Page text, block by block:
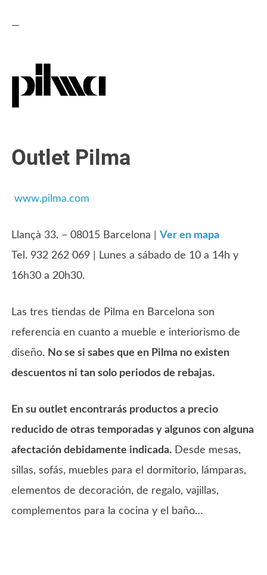
—
Outlet Pilma
www.pilma.com
Llançà 33. – 08015 Barcelona | Ver en mapa
Tel. 932 262 069 | Lunes a sábado de 10 a 14h y
16h30 a 20h30.
Las tres tiendas de Pilma en Barcelona son
referencia en cuanto a mueble e interiorismo de
diseño. No se si sabes que en Pilma no existen
descuentos ni tan solo periodos de rebajas.
En su outlet encontrarás productos a precio
reducido de otras temporadas y algunos con alguna
afectación debidamente indicada. Desde mesas,
sillas, sofás, muebles para el dormitorio, lámparas,
elementos de decoración, de regalo, vajillas,
complementos para la cocina y el baño…